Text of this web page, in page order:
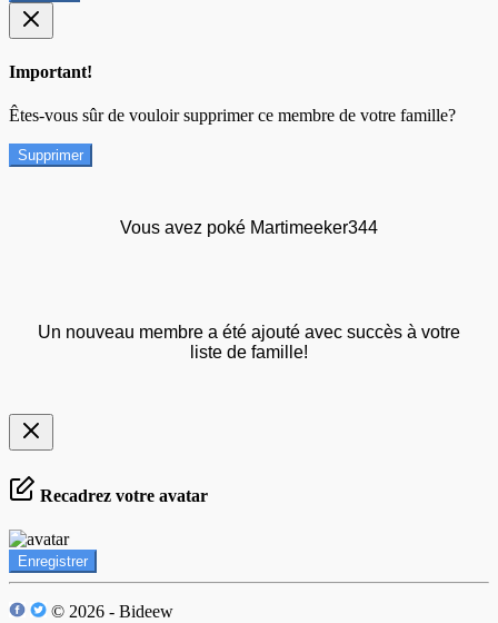
Important!
Êtes-vous sûr de vouloir supprimer ce membre de votre famille?
Supprimer
Vous avez poké Martimeeker344
Un nouveau membre a été ajouté avec succès à votre
liste de famille!
Recadrez votre avatar
Enregistrer
© 2026 - Bideew